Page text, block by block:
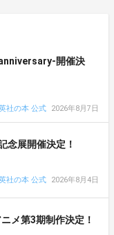
開催決
社の本 公式
2026年8月7日
念展開催決定！
社の本 公式
2026年8月4日
メ第3期制作決定！